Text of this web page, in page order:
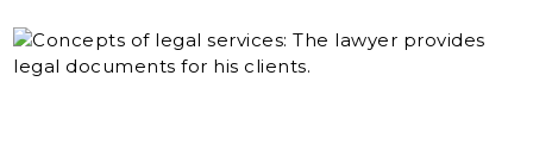
CONTACTO